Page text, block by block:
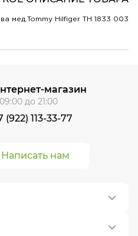
мед.Tommy Hilfiger TH 1833 003
Написать нам
магазин
до 21:00
(922) 113-33-77